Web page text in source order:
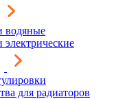
водяные
для радиаторов